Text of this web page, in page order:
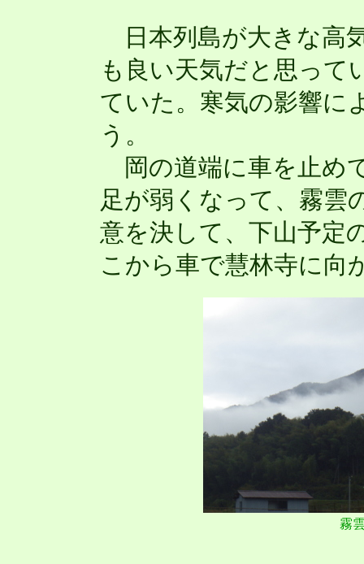
日本列島が大きな高
も良い天気だと思って
ていた。寒気の影響に
う。
岡の道端に車を止め
足が弱くなって、霧雲
意を決して、下山予定
こから車で慧林寺に向
霧